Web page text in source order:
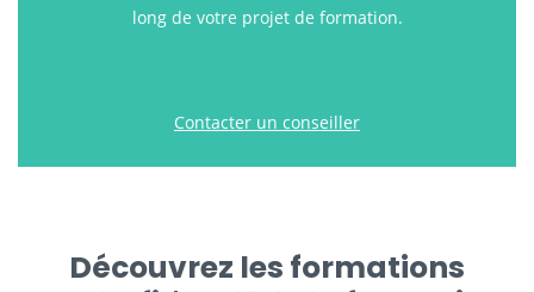
long de votre projet de formation.
Contacter un conseiller
Découvrez les formations